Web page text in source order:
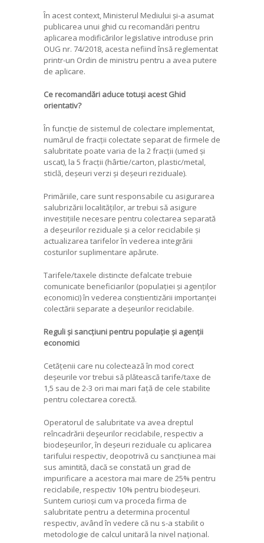
În acest context, Ministerul Mediului și-a asumat
publicarea unui ghid cu recomandări pentru
aplicarea modificărilor legislative introduse prin
OUG nr. 74/2018, acesta nefiind însă reglementat
printr-un Ordin de ministru pentru a avea putere
de aplicare.
Ce recomandări aduce totuși acest Ghid
orientativ?
În funcție de sistemul de colectare implementat,
numărul de fracții colectate separat de firmele de
salubritate poate varia de la 2 fracții (umed și
uscat), la 5 fracții (hârtie/carton, plastic/metal,
sticlă, deșeuri verzi și deșeuri reziduale).
Primăriile, care sunt responsabile cu asigurarea
salubrizării localităților, ar trebui să asigure
investițiile necesare pentru colectarea separată
a deșeurilor reziduale și a celor reciclabile și
actualizarea tarifelor în vederea integrării
costurilor suplimentare apărute.
Tarifele/taxele distincte defalcate trebuie
comunicate beneficiarilor (populației și agenților
economici) în vederea conștientizării importanței
colectării separate a deșeurilor reciclabile.
Reguli și sancțiuni pentru populație și agenții
economici
Cetățenii care nu colectează în mod corect
deșeurile vor trebui să plătească tarife/taxe de
1,5 sau de 2-3 ori mai mari față de cele stabilite
pentru colectarea corectă.
Operatorul de salubritate va avea dreptul
reîncadrării deşeurilor reciclabile, respectiv a
biodeșeurilor, în deșeuri reziduale cu aplicarea
tarifului respectiv, deopotrivă cu sancțiunea mai
sus amintită, dacă se constată un grad de
impurificare a acestora mai mare de 25% pentru
reciclabile, respectiv 10% pentru biodeșeuri.
Suntem curioși cum va proceda firma de
salubritate pentru a determina procentul
respectiv, având în vedere că nu s-a stabilit o
metodologie de calcul unitară la nivel național.